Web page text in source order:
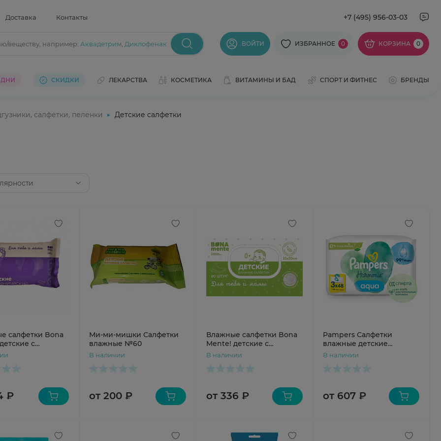
Доставка Контакты +7 (495) 956-03-03
веществу, например: Аквадетрим Диклофенак ВОЙТИ ИЗБРАННОЕ 0 КОРЗИНА 0
ДНИ СКИДКИ ЛЕКАРСТВА КОСМЕТИКА ВИТАМИНЫ И БАД СПОРТ И ФИТНЕС БРЕНДЫ
салфетки, пеленки Детские салфетки
салфетки Bona
с
№20
₽
Ми-ми-мишки Салфетки
влажные №60
В наличии
от 200 ₽
Влажные салфетки Bona
Mente! детские с
клапаном №80
В наличии
от 336 ₽
Pampers Салфетки
влажные детские
Harmonie New Baby N46
В наличии
от 607 ₽